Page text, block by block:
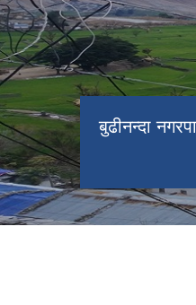
बुढीनन्दा